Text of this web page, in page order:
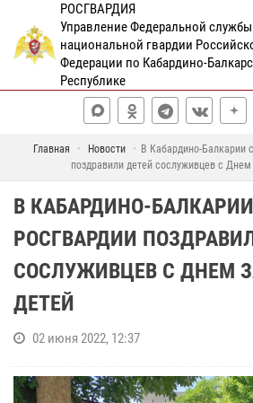
РОСГВАРДИЯ
Управление Федеральной
национальной гвардии
Федерации по Кабардино-
Республике
Главная Новости
В Кабардино-Балкарии
поздравили детей сослуживцев с
В КАБАРДИНО-
РОСГВАРДИИ
СОСЛУЖИВЦЕВ С ДНЕМ
ДЕТЕЙ
02 июня 2022, 12:37